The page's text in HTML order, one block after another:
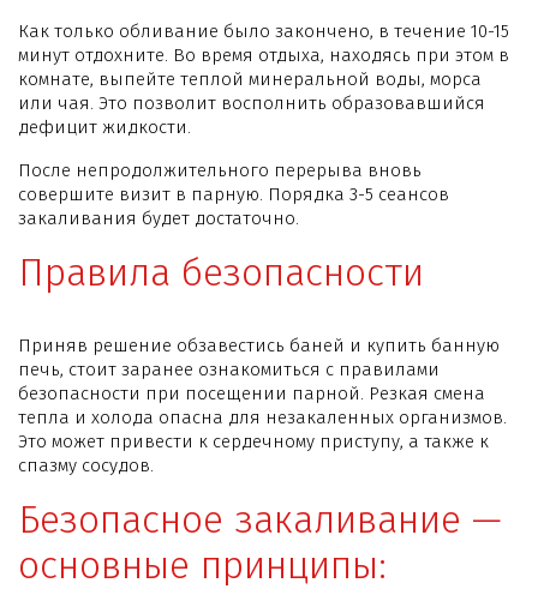
Как только обливание было закончено, в течение 10-15
минут отдохните. Во время отдыха, находясь при этом в
комнате, выпейте теплой минеральной воды, морса
или чая. Это позволит восполнить образовавшийся
дефицит жидкости.
После непродолжительного перерыва вновь
совершите визит в парную. Порядка 3-5 сеансов
закаливания будет достаточно.
Правила безопасности
Приняв решение обзавестись баней и купить банную
печь, стоит заранее ознакомиться с правилами
безопасности при посещении парной. Резкая смена
тепла и холода опасна для незакаленных организмов.
Это может привести к сердечному приступу, а также к
спазму сосудов.
Безопасное закаливание —
основные принципы: